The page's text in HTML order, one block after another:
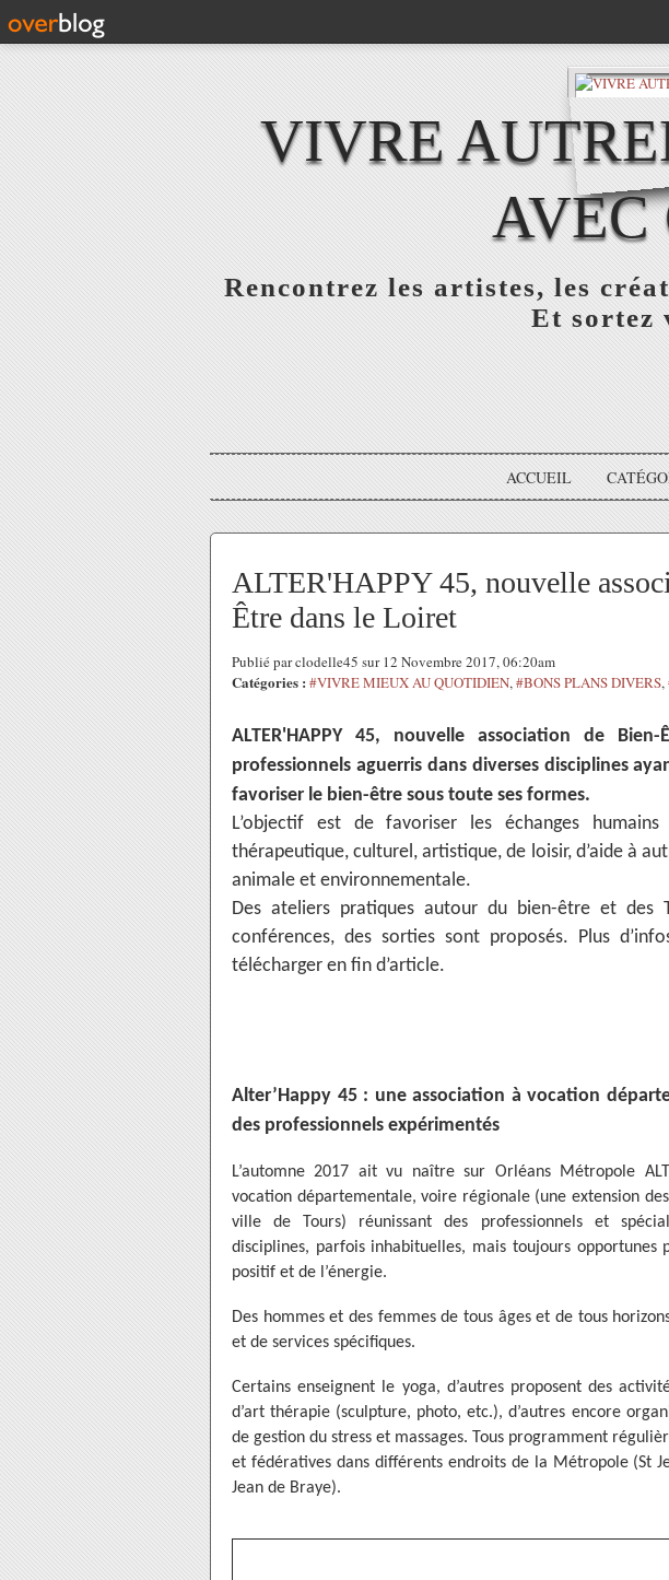
VIVRE
AVEC
Rencontrez les artistes, les
Et sortez
ACCUEIL
ALTER'HAPPY 45, nouvelle
Être dans le Loiret
Publié par clodelle45 sur 12 Novembre 2017, 06:20am
Catégories : #VIVRE MIEUX AU QUOTIDIEN,#BONS PLANS DIVERS,
ALTER'HAPPY 45, nouvelle association de
professionnels aguerris dans diverses disciplines
favoriser le bien-être sous toute ses formes.
L’objectif est de favoriser les échanges humains
thérapeutique, culturel, artistique, de loisir, d’aide à
animale et environnementale.
Des ateliers pratiques autour du bien-être et des
conférences, des sorties sont proposés. Plus
télécharger en fin d’article.
Alter’Happy 45 : une association à vocation
des professionnels expérimentés
L’automne 2017 ait vu naître sur Orléans Métropole
vocation départementale, voire régionale (une extension
ville de Tours) réunissant des professionnels et
disciplines, parfois inhabituelles, mais toujours
positif et de l’énergie.
Des hommes et des femmes de tous âges et de tous
et de services spécifiques.
Certains enseignent le yoga, d’autres proposent des
d’art thérapie (sculpture, photo, etc.), d’autres encore
de gestion du stress et massages. Tous programment
et fédératives dans différents endroits de la Métropole (St
Jean de Braye).